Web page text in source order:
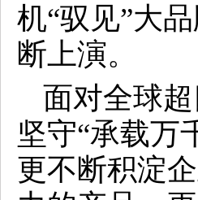
机“驭见”大
断上演。
面对全球
坚守“承载万
更不断积淀